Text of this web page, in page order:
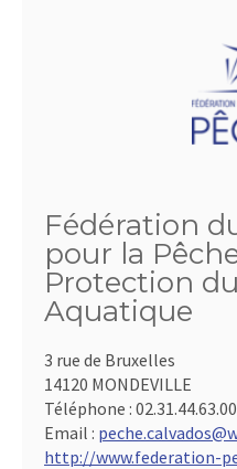
Fédération
pour la
Protection
Aquatique
3 rue de Bruxelles
14120 MONDEVILLE
Téléphone : 02.31.44.63.00
Email :
http://www.federation-